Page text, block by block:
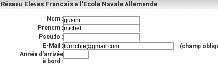
Réseau Eleves Francais a l'Ecole Navale Allemande
Nom :
Prénom :
Pseudo :
E-Mail :
(champ
Année d'arrivée
à bord :